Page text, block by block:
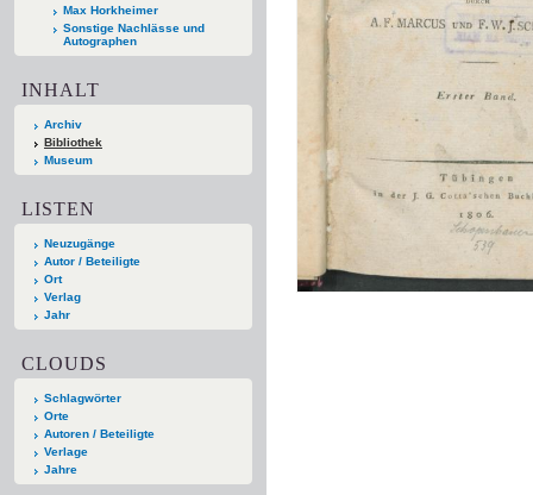
Max Horkheimer
Sonstige Nachlässe und
Autographen
INHALT
Archiv
Bibliothek
Museum
LISTEN
Neuzugänge
Autor / Beteiligte
Ort
Verlag
Jahr
CLOUDS
Schlagwörter
Orte
Autoren / Beteiligte
Verlage
Jahre